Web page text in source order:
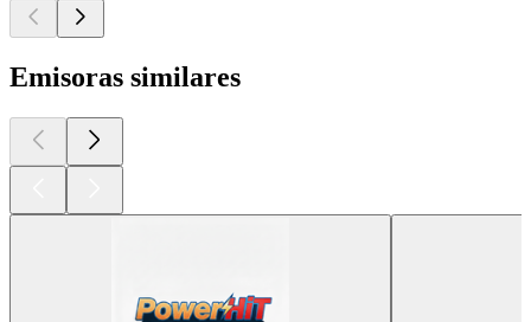
Emisoras similares